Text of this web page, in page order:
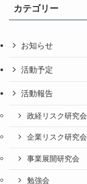
カテゴリー
お知らせ
活動予定
活動報告
政経リスク研究会
企業リスク研究会
事業展開研究会
勉強会